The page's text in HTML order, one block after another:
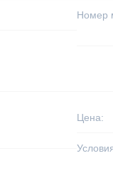
Номер
Цена: